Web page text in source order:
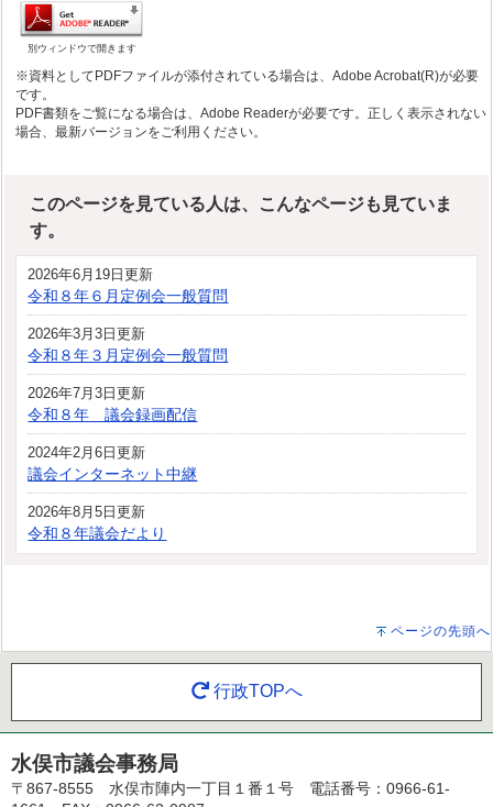
別ウィンドウで開きます
※資料としてPDFファイルが添付されている場合は、Adobe Acrobat(R)が必要
です。
PDF書類をご覧になる場合は、Adobe Readerが必要です。正しく表示されない
場合、最新バージョンをご利用ください。
このページを見ている人は、こんなページも見ていま
す。
2026年6月19日更新
令和８年６月定例会一般質問
2026年3月3日更新
令和８年３月定例会一般質問
2026年7月3日更新
令和８年 議会録画配信
2024年2月6日更新
議会インターネット中継
2026年8月5日更新
令和８年議会だより
ページの先頭へ
行政TOPへ
水俣市議会事務局
〒867-8555 水俣市陣内一丁目１番１号 電話番号：0966-61-